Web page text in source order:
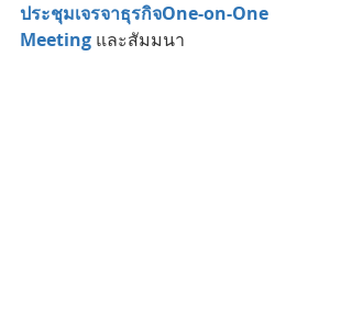
ประชุมเจรจาธุรกิจOne-on-One
Meeting และสัมมนา